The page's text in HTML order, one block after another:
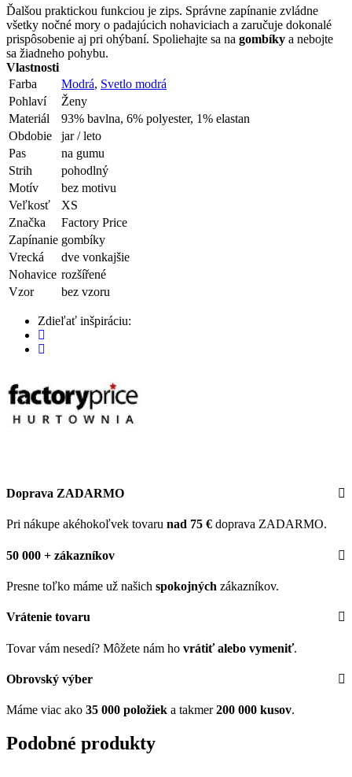
Ďalšou praktickou funkciou je zips. Správne zapínanie zvládne
všetky nočné mory o padajúcich nohaviciach a zaručuje dokonalé
prispôsobenie aj pri ohýbaní. Spoliehajte sa na gombíky a nebojte
sa žiadneho pohybu.
Vlastnosti
Farba
Modrá, Svetlo modrá
Pohlaví
Ženy
Materiál
93% bavlna, 6% polyester, 1% elastan
Obdobie
jar / leto
Pas
na gumu
Strih
pohodlný
Motív
bez motivu
Veľkosť
XS
Značka
Factory Price
Zapínanie gombíky
Vrecká
dve vonkajšie
Nohavice rozšířené
Vzor
bez vzoru
Zdieľať inšpiráciu:
Doprava ZADARMO
Pri nákupe akéhokoľvek tovaru nad 75 € doprava ZADARMO.
50 000 + zákazníkov
Presne toľko máme už našich spokojných zákazníkov.
Vrátenie tovaru
Tovar vám nesedí? Môžete nám ho vrátiť alebo vymeniť.
Obrovský výber
Máme viac ako 35 000 položiek a takmer200 000 kusov.
Podobné produkty